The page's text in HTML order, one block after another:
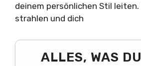
deinem persönlichen Stil
strahlen und dich
ALLES, WAS